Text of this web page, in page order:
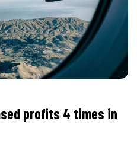
profits 4 times in